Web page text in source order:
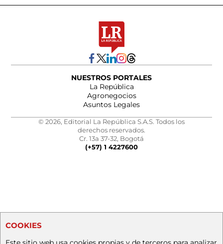
NUESTROS PORTALES
La República
Agronegocios
Asuntos Legales
© 2026, Editorial La República S.A.S. Todos los
derechos reservados.
Cr. 13a 37-32, Bogotá
(+57) 1 4227600
COOKIES